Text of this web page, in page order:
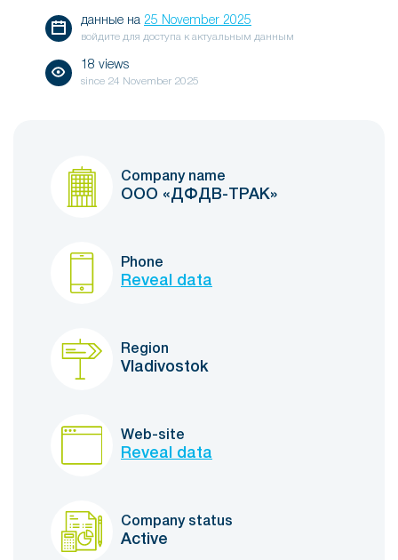
данные на 25 November 2025
войдите для доступа к актуальным данным
18 views
since 24 November 2025
Company name
ООО «ДФДВ-ТРАК»
Phone
Reveal data
Region
Vladivostok
Web-site
Reveal data
Company status
Active